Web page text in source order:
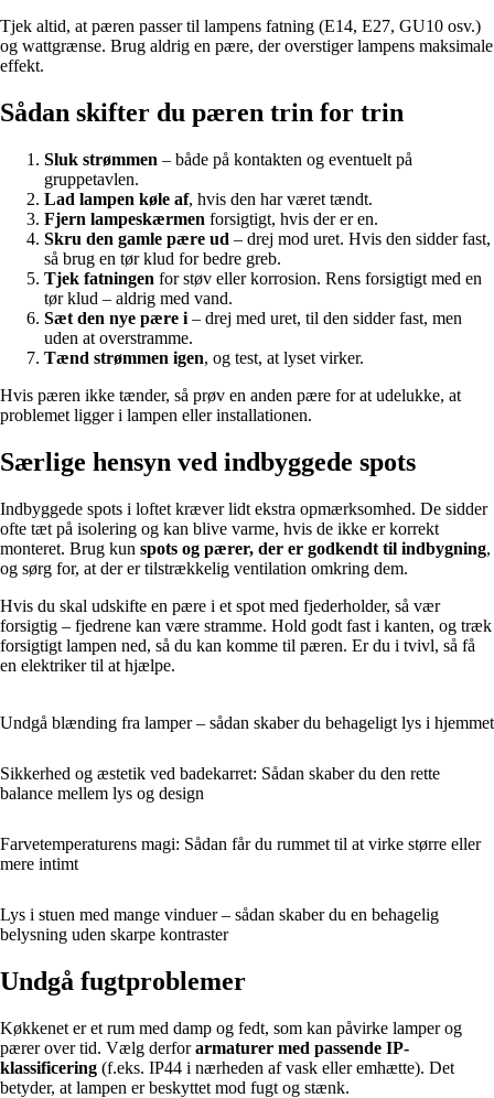
Tjek altid, at pæren passer til lampens fatning (E14, E27, GU10 osv.)
og wattgrænse. Brug aldrig en pære, der overstiger lampens maksimale
effekt.
Sådan skifter du pæren trin for trin
Sluk strømmen – både på kontakten og eventuelt på
gruppetavlen.
Lad lampen køle af, hvis den har været tændt.
Fjern lampeskærmen forsigtigt, hvis der er en.
Skru den gamle pære ud – drej mod uret. Hvis den sidder fast,
så brug en tør klud for bedre greb.
Tjek fatningen for støv eller korrosion. Rens forsigtigt med en
tør klud – aldrig med vand.
Sæt den nye pære i – drej med uret, til den sidder fast, men
uden at overstramme.
Tænd strømmen igen, og test, at lyset virker.
Hvis pæren ikke tænder, så prøv en anden pære for at udelukke, at
problemet ligger i lampen eller installationen.
Særlige hensyn ved indbyggede spots
Indbyggede spots i loftet kræver lidt ekstra opmærksomhed. De sidder
ofte tæt på isolering og kan blive varme, hvis de ikke er korrekt
monteret. Brug kun spots og pærer, der er godkendt til indbygning,
og sørg for, at der er tilstrækkelig ventilation omkring dem.
Hvis du skal udskifte en pære i et spot med fjederholder, så vær
forsigtig – fjedrene kan være stramme. Hold godt fast i kanten, og træk
forsigtigt lampen ned, så du kan komme til pæren. Er du i tvivl, så få
en elektriker til at hjælpe.
Undgå blænding fra lamper – sådan skaber du behageligt lys i hjemmet
Sikkerhed og æstetik ved badekarret: Sådan skaber du den rette
balance mellem lys og design
Farvetemperaturens magi: Sådan får du rummet til at virke større eller
mere intimt
Lys i stuen med mange vinduer – sådan skaber du en behagelig
belysning uden skarpe kontraster
Undgå fugtproblemer
Køkkenet er et rum med damp og fedt, som kan påvirke lamper og
pærer over tid. Vælg derforarmaturer med passende IP-
klassificering (f.eks. IP44 i nærheden af vask eller emhætte). Det
betyder, at lampen er beskyttet mod fugt og stænk.